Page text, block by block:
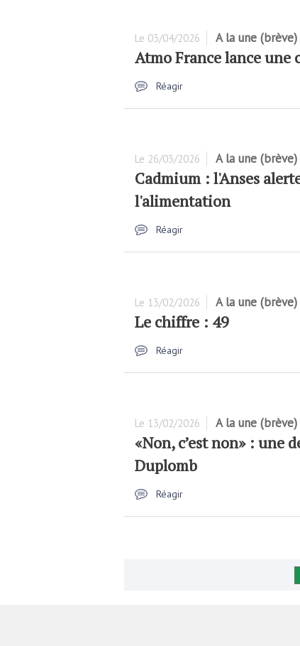
Le 03/04/2026 A la une (brève)
Atmo France lance une
Réagir
Le 26/03/2026 A la une (brève)
Cadmium : l'Anses
l'alimentation
Réagir
Le 13/02/2026 A la une (brève)
Le chiffre : 49
Réagir
Le 13/02/2026 A la une (brève)
«Non, c’est non» : une
Duplomb
Réagir